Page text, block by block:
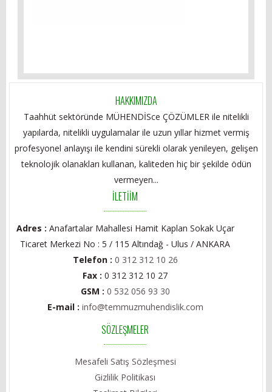
HAKKIMIZDA
Taahhüt sektöründe MÜHENDİSce ÇÖZÜMLER ile nitelikli
yapılarda, nitelikli uygulamalar ile uzun yıllar hizmet vermiş
profesyonel anlayışı ile kendini sürekli olarak yenileyen, gelişen
teknolojik olanakları kullanan, kaliteden hiç bir şekilde ödün
vermeyen...
İLETİİM
Adres : Anafartalar Mahallesi Hamit Kaplan Sokak Uçar
Ticaret Merkezi No : 5 / 115 Altındağ - Ulus / ANKARA
Telefon : 0 312 312 10 26
Fax :0 312 312 10 27
GSM : 0 532 056 93 30
E-mail : info@temmuzmuhendislik.com
SÖZLEŞMELER
Mesafeli Satış Sözleşmesi
Gizlilik Politikası